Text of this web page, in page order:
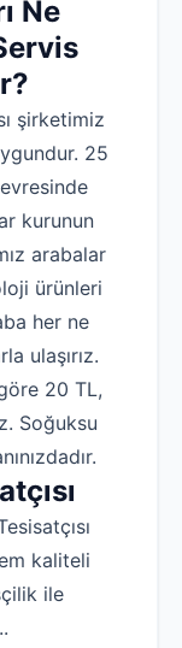
Ne
şirketimiz
25
kurunun
arabalar
ürünleri
her ne
ulaşırız.
20 TL,
Soğuksu
kaliteli
ile